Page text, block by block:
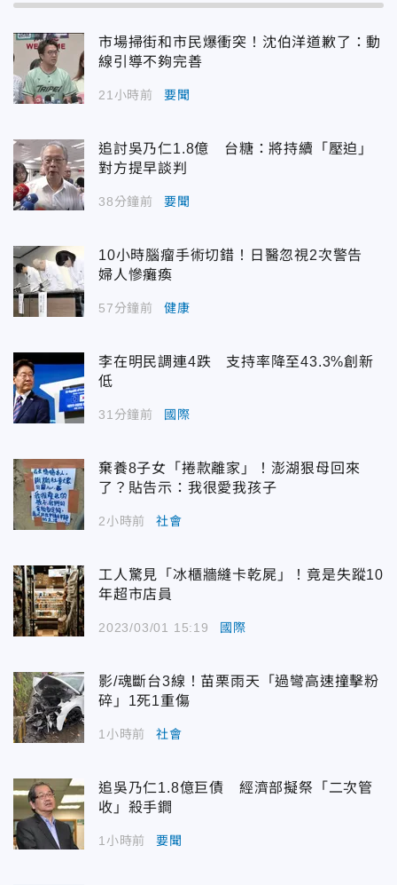
市場掃街和市民爆衝突！沈伯洋道歉了：動
線引導不夠完善
21小時前 要聞
追討吳乃仁1.8億 台糖：將持續「壓迫」
對方提早談判
38分鐘前 要聞
10小時腦瘤手術切錯！日醫忽視2次警告
婦人慘癱瘓
57分鐘前 健康
李在明民調連4跌 支持率降至43.3%創新
低
31分鐘前 國際
棄養8子女「捲款離家」！澎湖狠母回來
了？貼告示：我很愛我孩子
2小時前 社會
工人驚見「冰櫃牆縫卡乾屍」！竟是失蹤10
年超市店員
2023/03/01 15:19 國際
影/魂斷台3線！苗栗雨天「過彎高速撞擊粉
碎」1死1重傷
1小時前 社會
追吳乃仁1.8億巨債 經濟部擬祭「二次管
收」殺手鐧
1小時前 要聞